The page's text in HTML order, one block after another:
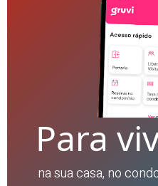
Para
na sua casa, no